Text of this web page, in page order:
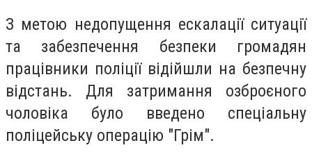
З метою недопущення ескалації ситуації
та забезпечення безпеки громадян
працівники поліції відійшли на безпечну
відстань. Для затримання озброєного
чоловіка було введено спеціальну
поліцейську операцію "Грім".